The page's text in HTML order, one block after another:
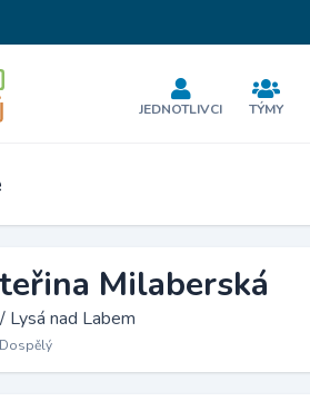
JEDNOTLIVCI TÝMY
Milaberská
Lysá nad Labem